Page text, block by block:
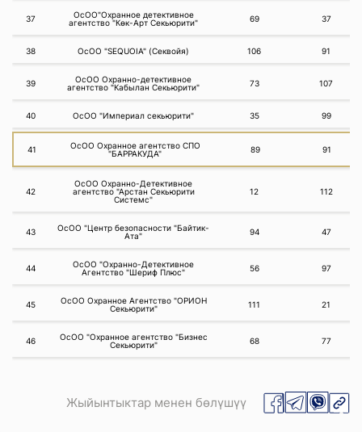
37
ОсОО"Охранное детективное
агентство "Көк-Арт Секьюрити"
69 37
38 ОсОО "SEQUOIA" (Секвойя) 106 91
39
ОсОО Охранно-детективное
агентство "Кабылан Секьюрити"
73 107
40 ОсОО "Империал секьюрити" 35 99
41
ОсОО Охранное агентство СПО
"БАРРАКУДА"
89 91
42
ОсОО Охранно-Детективное
агентство "Арстан Секьюрити
Системс"
12 112
43
ОсОО "Центр безопасности "Байтик-
Ата"
94 47
44
ОсОО "Охранно-Детективное
Агентство "Шериф Плюс"
56 97
45
ОсОО Охранное Агентство "ОРИОН
Секьюрити"
111 21
46
ОсОО "Охранное агентство "Бизнес
Секьюрити"
68 77
Жыйынтыктар менен бөлүшүү